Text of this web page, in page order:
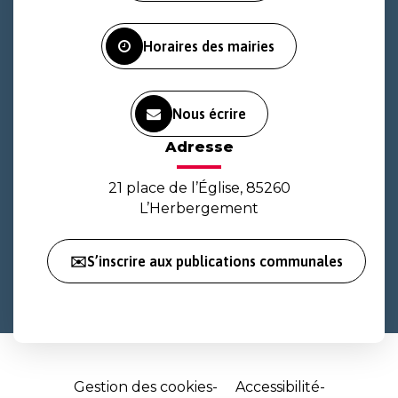
Horaires des mairies
Nous écrire
Adresse
21 place de l’Église, 85260
L’Herbergement
✉️S’inscrire aux publications communales
Gestion des cookies Accessibilité